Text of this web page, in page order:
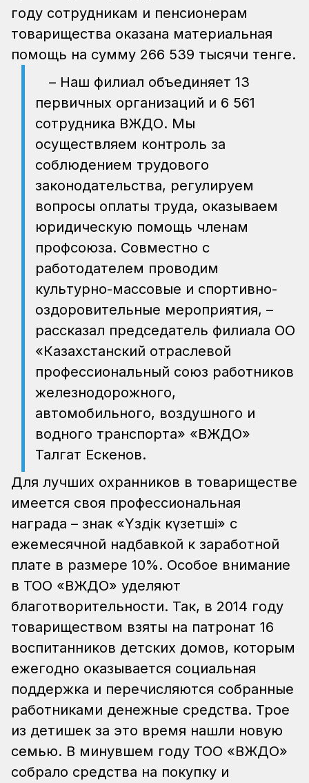
году сотрудникам и пенсионерам
товарищества оказана материальная
помощь на сумму 266 539 тысячи тенге.
– Наш филиал объединяет 13
первичных организаций и 6 561
сотрудника ВЖДО. Мы
осуществляем контроль за
соблюдением трудового
законодательства, регулируем
вопросы оплаты труда, оказываем
юридическую помощь членам
профсоюза. Совместно с
работодателем проводим
культурно-массовые и спортивно-
оздоровительные мероприятия, –
рассказал председатель филиала ОО
«Казахстанский отраслевой
профессиональный союз работников
железнодорожного,
автомобильного, воздушного и
водного транспорта» «ВЖДО»
Талгат Ескенов.
Для лучших охранников в товариществе
имеется своя профессиональная
награда – знак «Үздік күзетші» с
ежемесячной надбавкой к заработной
плате в размере 10%. Особое внимание
в ТОО «ВЖДО» уделяют
благотворительности. Так, в 2014 году
товариществом взяты на патронат 16
воспитанников детских домов, которым
ежегодно оказывается социальная
поддержка и перечисляются собранные
работниками денежные средства. Трое
из детишек за это время нашли новую
семью. В минувшем году ТОО «ВЖДО»
собрало средства на покупку и